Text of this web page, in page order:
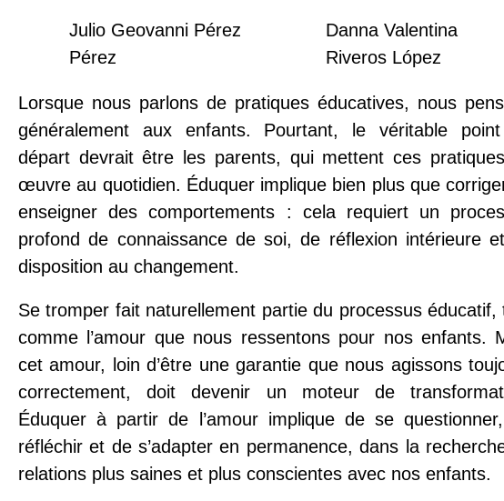
Julio Geovanni Pérez
Pérez
Danna Valentina
Riveros López
Lorsque nous parlons de pratiques éducatives, nous
généralement aux enfants. Pourtant, le véritable
départ devrait être les parents, qui mettent ces
œuvre au quotidien. Éduquer implique bien plus que
enseigner des comportements : cela requiert un
profond de connaissance de soi, de réflexion intérieure
disposition au changement.
Se tromper fait naturellement partie du processus éducatif,
comme l’amour que nous ressentons pour nos enfants.
cet amour, loin d’être une garantie que nous agissons
correctement, doit devenir un moteur de
Éduquer à partir de l’amour implique de se
réfléchir et de s’adapter en permanence, dans la
relations plus saines et plus conscientes avec nos enfants.